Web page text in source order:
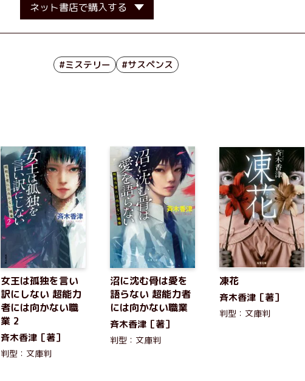
ネット書店で購入する
#ミステリー #サスペンス
女王は孤独を言い
訳にしない 超能力
者には向かない職
業 2
斉木香津［著］
判型：文庫判
沼に沈む骨は愛を
語らない 超能力者
には向かない職業
斉木香津［著］
判型：文庫判
凍花
斉木香津［著］
判型：文庫判